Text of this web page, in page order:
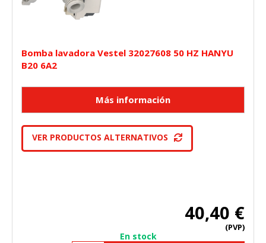
Bomba lavadora Vestel 32027608 50 HZ HANYU
B20 6A2
VER PRODUCTOS ALTERNATIVOS
40,40 €
(PVP)
En stock